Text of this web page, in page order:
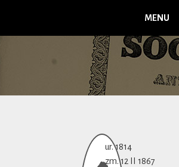
MENU
ur. 1814
zm. 12 II 1867